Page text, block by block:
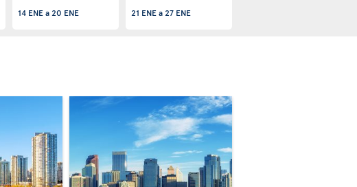
14 ENEa 20 ENE
21 ENEa 27 ENE